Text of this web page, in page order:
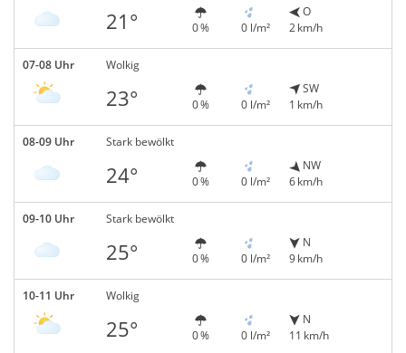
21° 0 % 0 l/m²
O
2 km/h
07-08 Uhr Wolkig
23° 0 % 0 l/m²
SW
1 km/h
08-09 Uhr Stark bewölkt
24° 0 % 0 l/m²
NW
6 km/h
09-10 Uhr Stark bewölkt
25° 0 % 0 l/m²
N
9 km/h
10-11 Uhr Wolkig
25° 0 % 0 l/m²
N
11 km/h